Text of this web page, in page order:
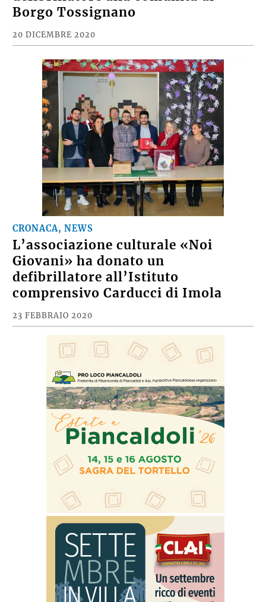
Borgo Tossignano
20 DICEMBRE 2020
CRONACA, NEWS
L’associazione culturale «Noi
Giovani» ha donato un
defibrillatore all’Istituto
comprensivo Carducci di Imola
23 FEBBRAIO 2020